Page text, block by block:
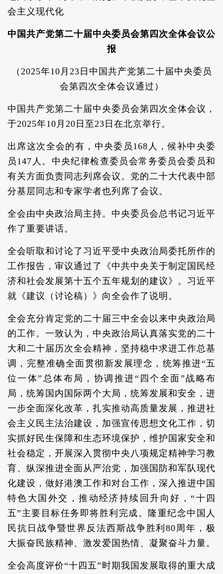
会主义现代化
中国共产党第二十届中央委员会第四次全体会议公
报
（2025年10月23日中国共产党第二十届中央委员
会第四次全体会议通过）
中国共产党第二十届中央委员会第四次全体会议，
于2025年10月20日至23日在北京举行。
出席这次全会的有，中央委员168人，候补中央委
员147人。中央纪律检查委员会常务委员会委员和
有关方面负责同志列席会议。党的二十大代表中部
分基层同志和专家学者也列席了会议。
全会由中央政治局主持。中央委员会总书记习近平
作了重要讲话。
全会听取和讨论了习近平受中央政治局委托所作的
工作报告，审议通过了《中共中央关于制定国民经
济和社会发展第十五个五年规划的建议》。习近平
就《建议（讨论稿）》向全会作了说明。
全会充分肯定党的二十届三中全会以来中央政治局
的工作。一致认为，中央政治局认真落实党的二十
大和二十届历次全会精神，坚持稳中求进工作总基
调，完整准确全面贯彻新发展理念，统筹推进“五
位一体”总体布局，协调推进“四个全面”战略布
局，统筹国内国际两个大局，统筹发展和安全，进
一步全面深化改革，扎实推动高质量发展，推进社
会主义民主法治建设，加强宣传思想文化工作，切
实抓好民生保障和生态环境保护，维护国家安全和
社会稳定，开展深入贯彻中央八项规定精神学习教
育、纵深推进全面从严治党，加强国防和军队现代
化建设，做好港澳工作和对台工作，深入推进中国
特色大国外交，推动经济持续回升向好，“十四
五”主要目标任务即将胜利完成。隆重纪念中国人
民抗日战争暨世界反法西斯战争胜利80周年，极
大振奋民族精神、激发爱国热情、凝聚奋斗力量。
全会高度评价“十四五”时期我国发展取得的重大成